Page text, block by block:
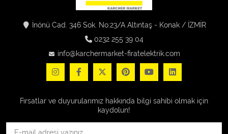
İnönü Cad. 346 Sok. No:23/A Altıntaş - Konak / İZMİR
0232 255 39 04
info@karchermarket-firatelektrik.com
Fırsatlar ve duyurularımız hakkında bilgi sahibi olmak için
kaydolun!